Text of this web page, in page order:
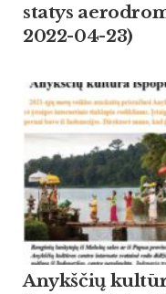
statys
2022-04-23)
Anykščių